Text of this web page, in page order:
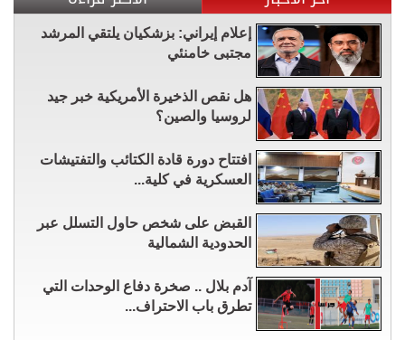
إعلام إيراني: بزشكيان يلتقي المرشد
مجتبى خامنئي
هل نقص الذخيرة الأمريكية خبر جيد
لروسيا والصين؟
افتتاح دورة قادة الكتائب والتفتيشات
العسكرية في كلية...
القبض على شخص حاول التسلل عبر
الحدودية الشمالية
آدم بلال .. صخرة دفاع الوحدات التي
تطرق باب الاحتراف...